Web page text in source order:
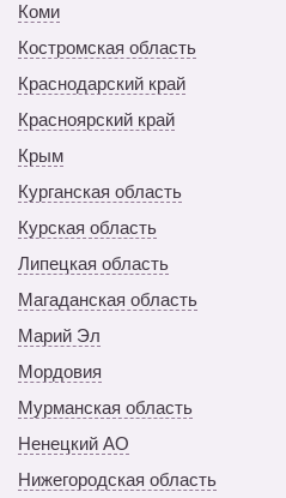
Коми
Костромская область
Краснодарский край
Красноярский край
Крым
Курганская область
Курская область
Липецкая область
Магаданская область
Марий Эл
Мордовия
Мурманская область
Ненецкий АО
Нижегородская область